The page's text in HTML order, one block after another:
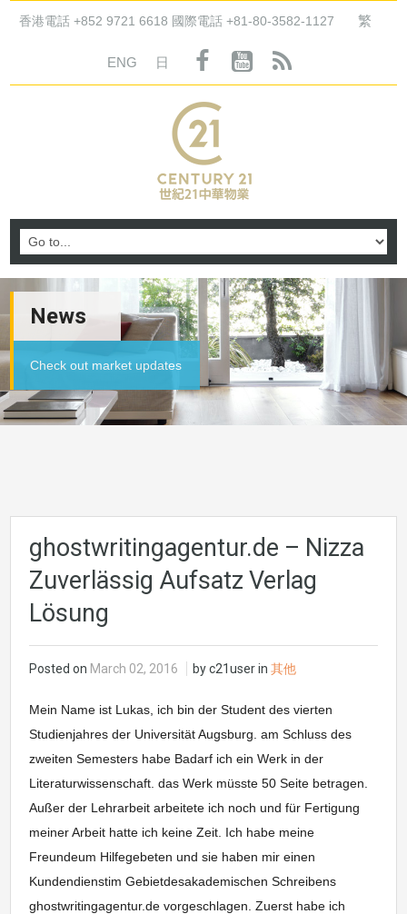
香港電話 +852 9721 6618 國際電話 +81-80-3582-1127 繁
ENG 日
News
Check out market updates
ghostwritingagentur.de – Nizza
Zuverlässig Aufsatz Verlag
Lösung
Posted on March 02, 2016 by c21user in其他
Mein Name ist Lukas, ich bin der Student des vierten
Studienjahres der Universität Augsburg. am Schluss des
zweiten Semesters habe Badarf ich ein Werk in der
Literaturwissenschaft. das Werk müsste 50 Seite betragen.
Außer der Lehrarbeit arbeitete ich noch und für Fertigung
meiner Arbeit hatte ich keine Zeit. Ich habe meine
Freundeum Hilfegebeten und sie haben mir einen
Kundendienstim Gebietdesakademischen Schreibens
ghostwritingagentur.de vorgeschlagen. Zuerst habe ich